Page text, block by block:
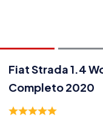
Fiat Strada 1.4
Completo 2020